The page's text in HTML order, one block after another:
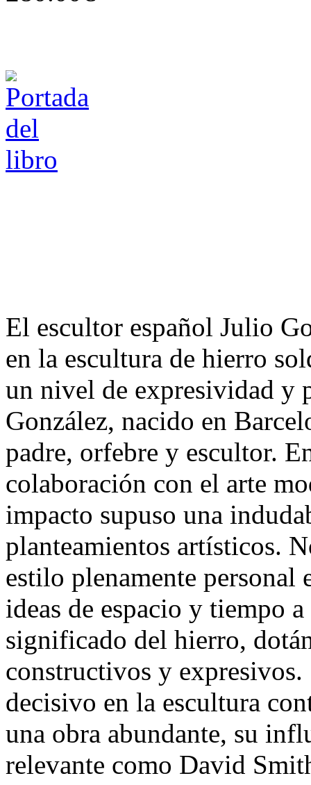
El escultor español Julio
en la escultura de hierro
un nivel de expresividad y
González, nacido en
padre, orfebre y escultor.
colaboración con el arte
impacto supuso una
planteamientos artísticos.
estilo plenamente personal
ideas de espacio y tiempo
significado del hierro,
constructivos y
decisivo en la escultura
una obra abundante, su
relevante como David